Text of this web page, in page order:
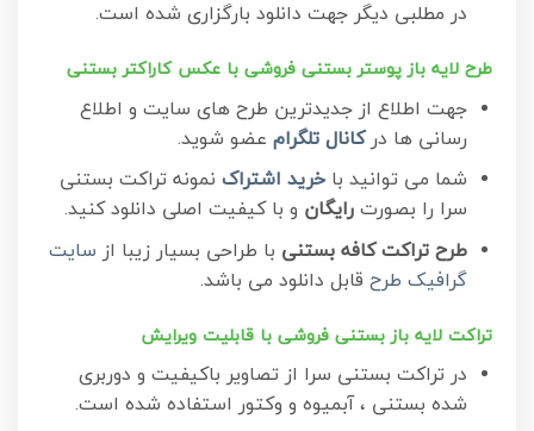
در مطلبی دیگر جهت دانلود بارگزاری شده است.
طرح لایه باز پوستر بستنی فروشی با عکس کاراکتر بستنی
جهت اطلاع از جدیدترین طرح های سایت و اطلاع
رسانی ها درکانال تلگرامعضو شوید.
شما می توانید با خرید اشتراکنمونه تراکت بستنی
سرا را بصورت رایگان و با کیفیت اصلی دانلود کنید.
طرح تراکت کافه بستنی با طراحی بسیار زیبا از سایت
گرافیک طرحقابل دانلود می باشد.
تراکت لایه باز بستنی فروشی با قابلیت ویرایش
در تراکت بستنی سرا از تصاویر باکیفیت و دوربری
شده بستنی ، آبمیوه و وکتور استفاده شده است.